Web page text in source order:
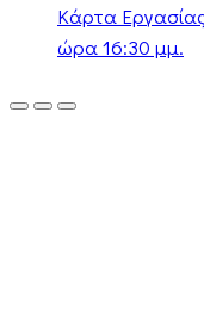
Κάρτα
ώρα 16:30 μμ.